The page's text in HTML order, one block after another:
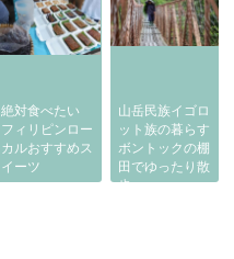
絶対食べたい
フィリピンロー
カルおすすめス
イーツ
山岳民族イゴロ
ット族の暮らす
ボントックの棚
田でゆったり散
歩